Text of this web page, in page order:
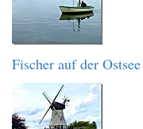
Fischer auf der Ostsee